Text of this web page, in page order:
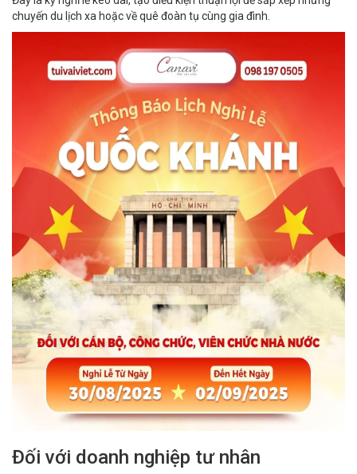
chuyến du lịch xa hoặc về quê đoàn tụ cùng gia đình.
Đối với doanh nghiệp tư nhân